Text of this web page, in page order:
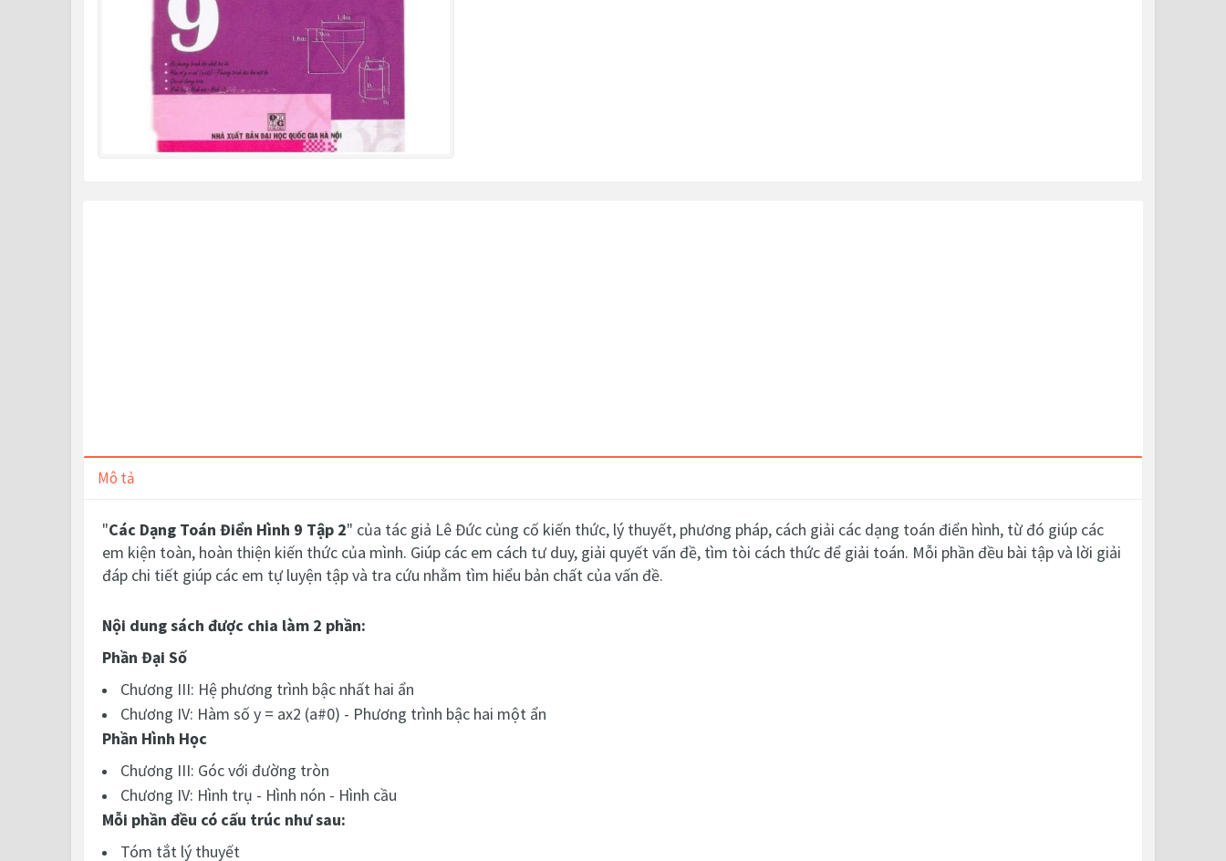
Mô tả
"Các Dạng Toán Điển Hình 9 Tập 2" của tác giả Lê Đức củng cố kiến thức, lý thuyết, phương pháp, cách giải các dạng toán điển hình, từ đó giúp các
em kiện toàn, hoàn thiện kiến thức của mình. Giúp các em cách tư duy, giải quyết vấn đề, tìm tòi cách thức để giải toán. Mỗi phần đều bài tập và lời giải
đáp chi tiết giúp các em tự luyện tập và tra cứu nhằm tìm hiểu bản chất của vấn đề.
Nội dung sách được chia làm 2 phần:
Phần Đại Số
Chương III: Hệ phương trình bậc nhất hai ẩn
Chương IV: Hàm số y = ax2 (a#0) - Phương trình bậc hai một ẩn
Phần Hình Học
Chương III: Góc với đường tròn
Chương IV: Hình trụ - Hình nón - Hình cầu
Mỗi phần đều có cấu trúc như sau:
Tóm tắt lý thuyết